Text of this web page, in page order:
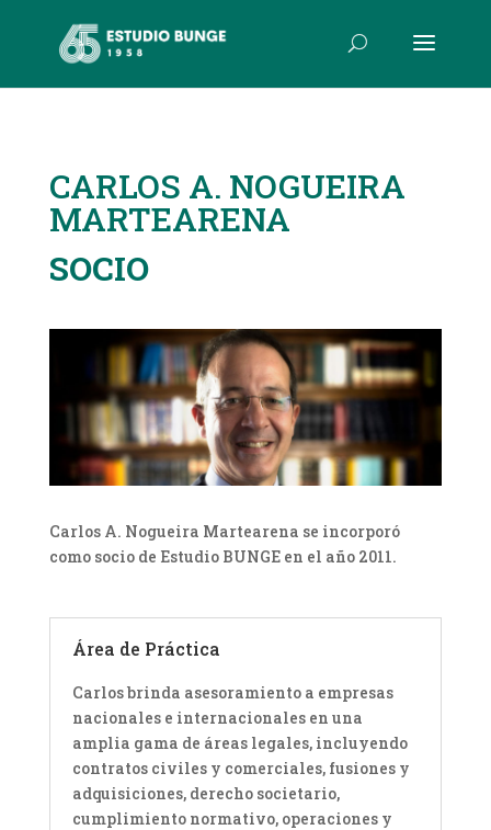
CARLOS A. NOGUEIRA
MARTEARENA
SOCIO
Carlos A. Nogueira Martearena se incorporó
como socio de Estudio BUNGE en el año 2011.
Área de Práctica
Carlos brinda asesoramiento a empresas
nacionales e internacionales en una
amplia gama de áreas legales, incluyendo
contratos civiles y comerciales, fusiones y
adquisiciones, derecho societario,
cumplimiento normativo, operaciones y